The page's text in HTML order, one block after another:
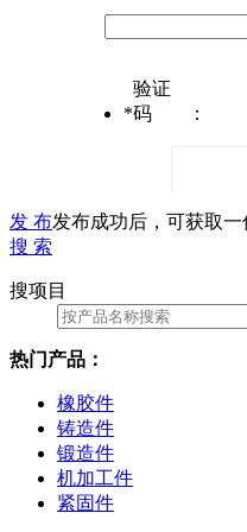
*
验证
码
：
发 布发布成功后，可获取
搜 索
搜项目
热门产品：
橡胶件
铸造件
锻造件
机加工件
紧固件